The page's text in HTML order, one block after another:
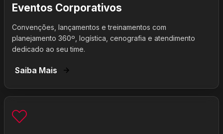
Eventos Corporativos
Convenções, lançamentos e treinamentos com
planejamento 360º, logística, cenografia e atendimento
dedicado ao seu time.
Saiba Mais